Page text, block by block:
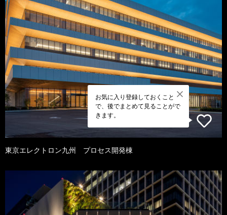
お気に入り登録しておくこと
で、後でまとめて見ることがで
きます。
東京エレクトロン九州 プロセス開発棟